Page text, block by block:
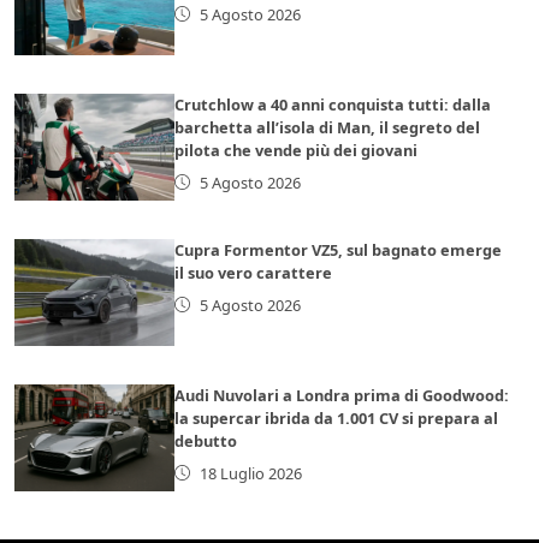
5 Agosto 2026
Crutchlow a 40 anni conquista tutti: dalla
barchetta all’isola di Man, il segreto del
pilota che vende più dei giovani
5 Agosto 2026
Cupra Formentor VZ5, sul bagnato emerge
il suo vero carattere
5 Agosto 2026
Audi Nuvolari a Londra prima di Goodwood:
la supercar ibrida da 1.001 CV si prepara al
debutto
18 Luglio 2026